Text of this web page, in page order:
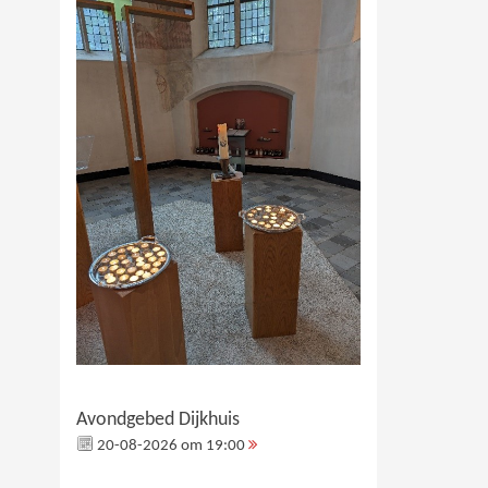
Avondgebed Dijkhuis
20-08-2026 om 19:00